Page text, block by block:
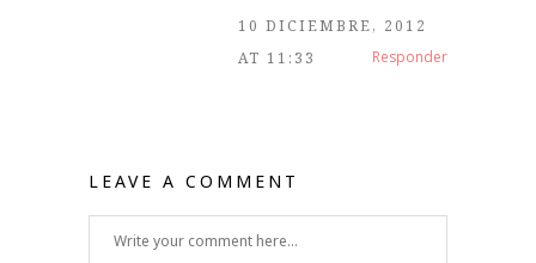
10 DICIEMBRE, 2012
AT 11:33
Responder
LEAVE A COMMENT